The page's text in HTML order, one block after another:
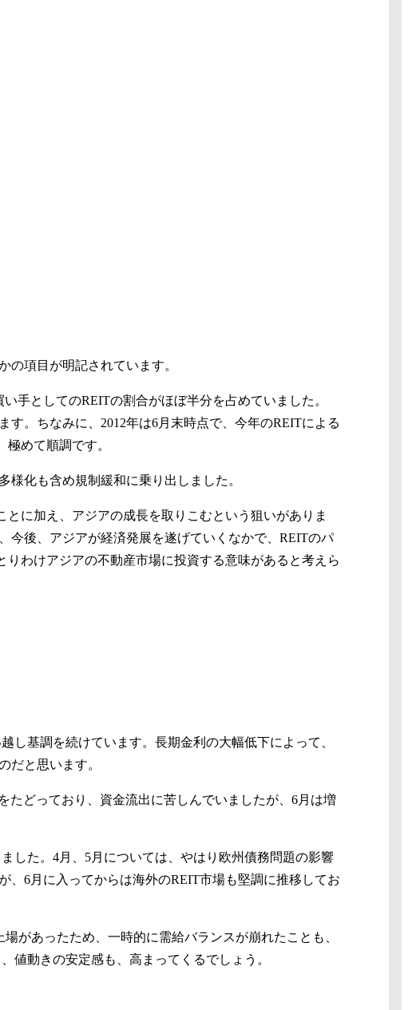
の項目が明記されています。
手としてのREITの割合がほぼ半分を占めていました。
。ちなみに、2012年は6月末時点で、今年のREITによる
めて順調です。
化も含め規制緩和に乗り出しました。
に加え、アジアの成長を取りこむという狙いがありま
今後、アジアが経済発展を遂げていくなかで、REITのパ
わけアジアの不動産市場に投資する意味があると考えら
し基調を続けています。長期金利の大幅低下によって、
だと思います。
たどっており、資金流出に苦しんでいましたが、6月は増
した。4月、5月については、やはり欧州債務問題の影響
、6月に入ってからは海外のREIT市場も堅調に推移してお
があったため、一時的に需給バランスが崩れたことも、
値動きの安定感も、高まってくるでしょう。